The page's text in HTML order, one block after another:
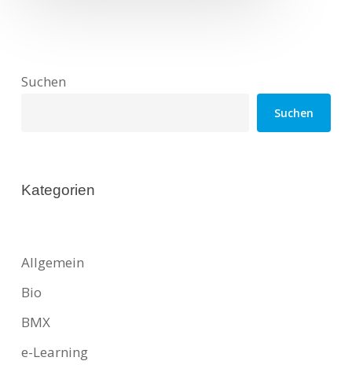
Suchen
Suchen
Kategorien
Allgemein
Bio
BMX
e-Learning